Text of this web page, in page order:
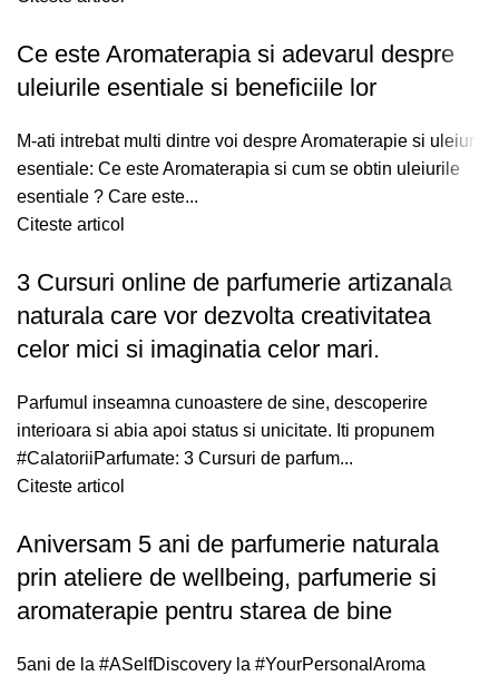
Ce este Aromaterapia si adevarul despre
uleiurile esentiale si beneficiile lor
M-ati intrebat multi dintre voi despre Aromaterapie si uleiuri
esentiale: Ce este Aromaterapia si cum se obtin uleiurile
esentiale ? Care este...
Citeste articol
3 Cursuri online de parfumerie artizanala
naturala care vor dezvolta creativitatea
celor mici si imaginatia celor mari.
Parfumul inseamna cunoastere de sine, descoperire
interioara si abia apoi status si unicitate. Iti propunem
#CalatoriiParfumate: 3 Cursuri de parfum...
Citeste articol
Aniversam 5 ani de parfumerie naturala
prin ateliere de wellbeing, parfumerie si
aromaterapie pentru starea de bine
5ani de la #ASelfDiscovery la #YourPersonalAroma